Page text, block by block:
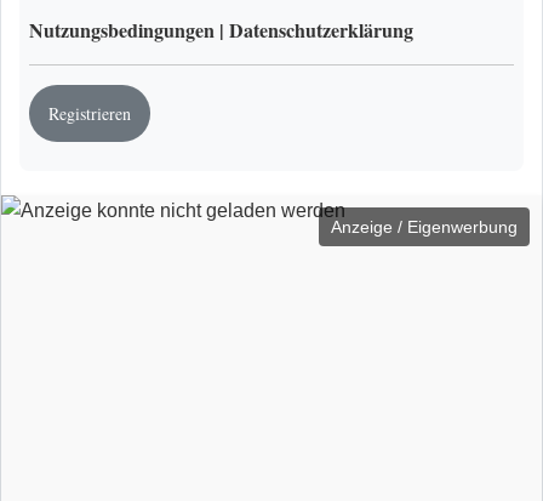
Nutzungsbedingungen | Datenschutzerklärung
Registrieren
Anzeige / Eigenwerbung